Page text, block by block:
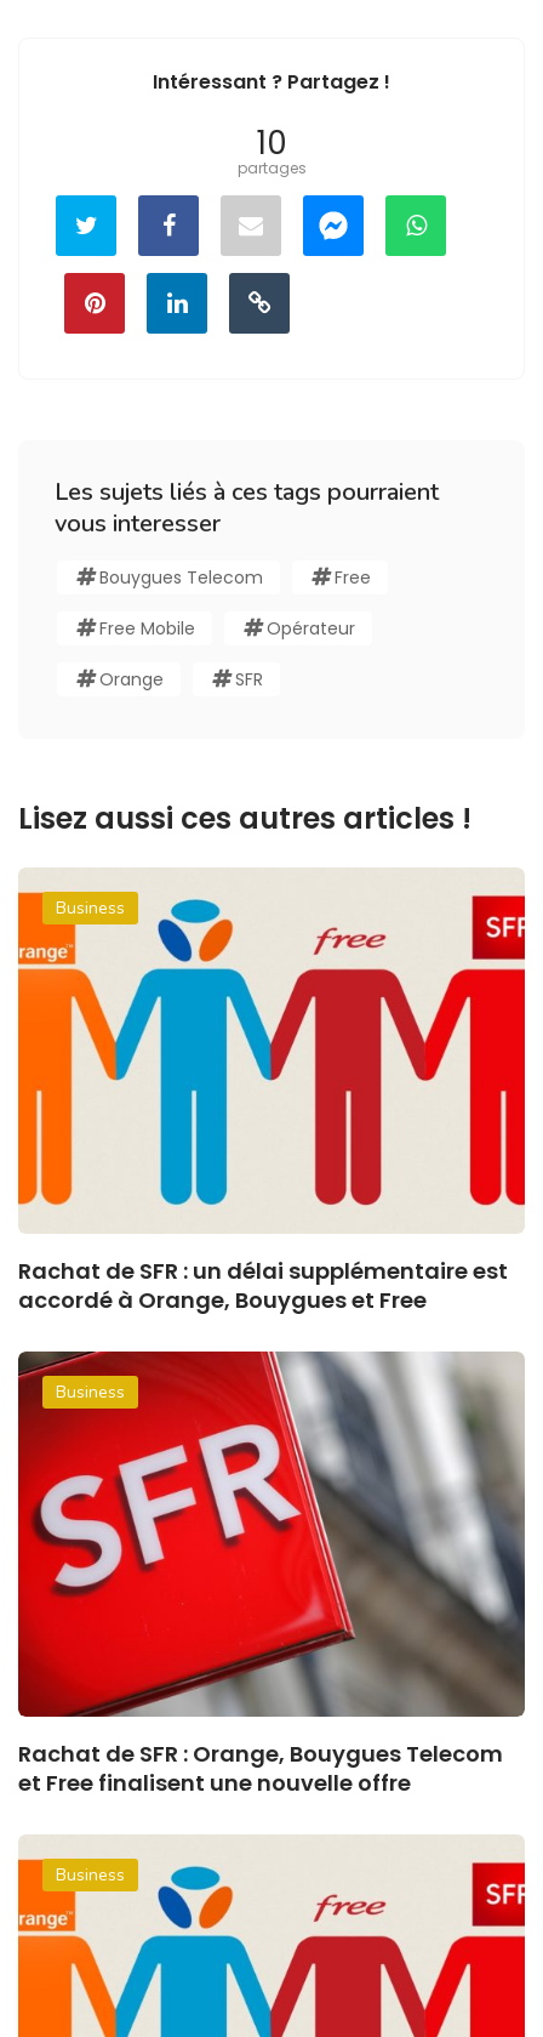
Intéressant ? Partagez !
10
partages
Les sujets liés à ces tags pourraient
vous interesser
Bouygues Telecom Free
Free Mobile Opérateur
Orange SFR
Lisez aussi ces autres articles !
Business
Rachat de SFR : un délai supplémentaire est
accordé à Orange, Bouygues et Free
Business
Rachat de SFR : Orange, Bouygues Telecom
et Free finalisent une nouvelle offre
Business